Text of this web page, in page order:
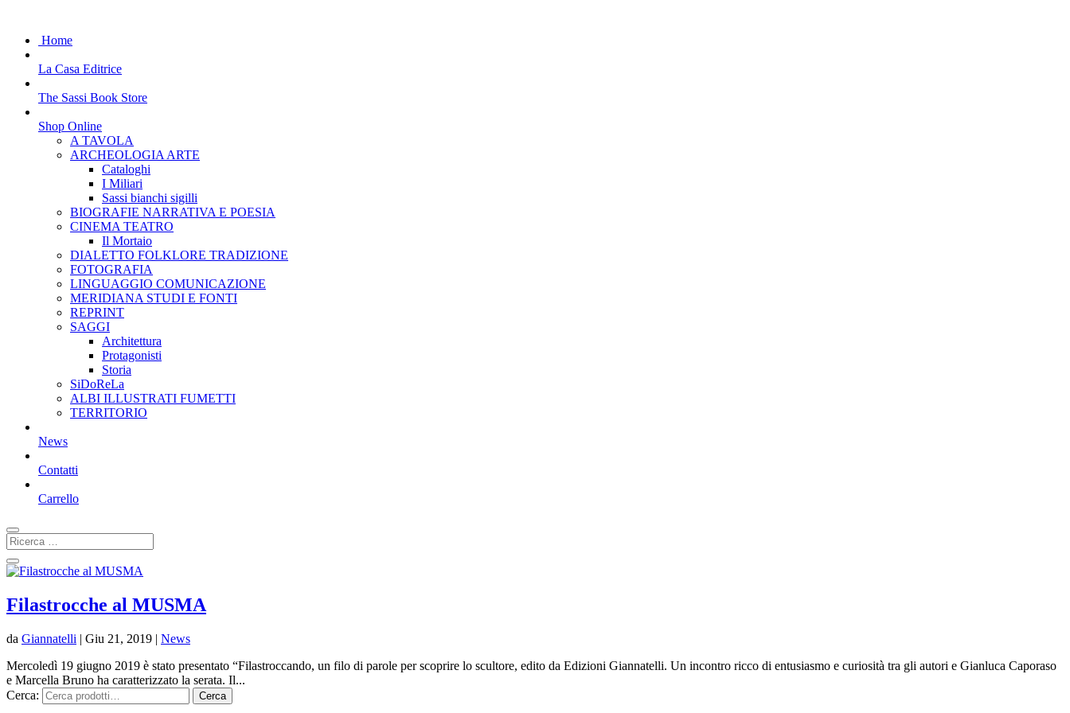
Home
La Casa Editrice
The Sassi Book Store
Shop Online
A TAVOLA
ARCHEOLOGIA ARTE
Cataloghi
I Miliari
Sassi bianchi sigilli
BIOGRAFIE NARRATIVA E POESIA
CINEMA TEATRO
Il Mortaio
DIALETTO FOLKLORE TRADIZIONE
FOTOGRAFIA
LINGUAGGIO COMUNICAZIONE
MERIDIANA STUDI E FONTI
REPRINT
SAGGI
Architettura
Protagonisti
Storia
SiDoReLa
ALBI ILLUSTRATI FUMETTI
TERRITORIO
News
Contatti
Carrello
Filastrocche al MUSMA
da Giannatelli | Giu 21, 2019 | News
Mercoledì 19 giugno 2019 è stato presentato “Filastroccando, un filo di parole per scoprire lo scultore, edito da Edizioni Giannatelli. Un incontro ricco di entusiasmo e curiosità tra gli autori e Gianluca Caporaso
e Marcella Bruno ha caratterizzato la serata. Il...
Cerca:
Cerca